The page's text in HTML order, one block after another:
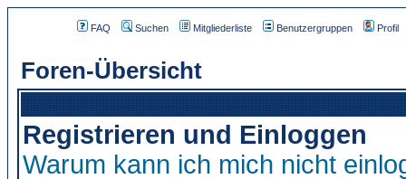
FAQ Suchen Mitgliederliste Benutzergruppen Profil
Foren-Übersicht
Registrieren und Einloggen
Warum kann ich mich nicht